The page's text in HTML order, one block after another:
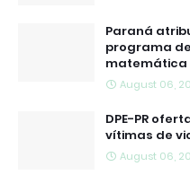
Paraná
programa
matemática
August 06,
DPE-PR
vítimas de
August 06,